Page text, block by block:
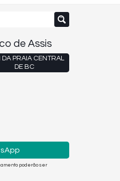
de Assis
DA PRAIA CENTRAL
DE BC
poderão ser